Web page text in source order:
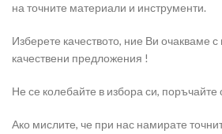
на точните материали и инструменти.
Изберете качеството, ние Ви очакваме
качествени предложения !
Не се колебайте в избора си, поръчайте
Ако мислите, че при нас намирате